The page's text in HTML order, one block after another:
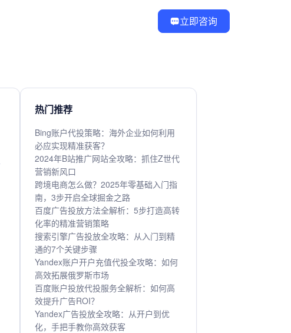
立即咨询
热门推荐
Bing账户代投策略：海外企业如何利用
必应实现精准获客？
2024年B站推广网站全攻略：抓住Z世代
营销新风口
跨境电商怎么做？2025年零基础入门指
南，3步开启全球掘金之路
百度广告投放方法全解析：5步打造高转
化率的精准营销策略
搜索引擎广告投放全攻略：从入门到精
通的7个关键步骤
Yandex账户开户充值代投全攻略：如何
高效拓展俄罗斯市场
百度账户投放代投服务全解析：如何高
效提升广告ROI？
Yandex广告投放全攻略：从开户到优
化，手把手教你高效获客